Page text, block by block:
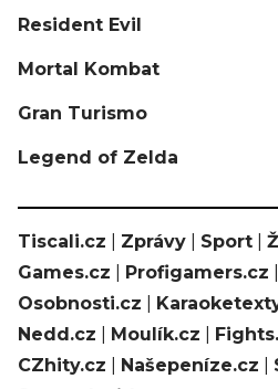
Resident Evil
Mortal Kombat
Gran Turismo
Legend of Zelda
Tiscali.cz Zprávy Sport
Games.cz
Profigamers.cz
Osobnosti.cz
Nedd.cz
Moulík.cz
CZhity.cz
Našepeníze.cz